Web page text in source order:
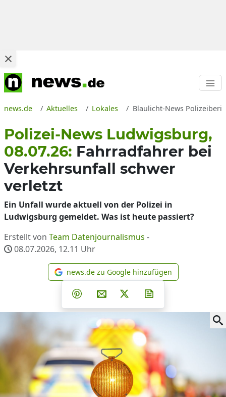
news.de Aktuelles Lokales Blaulicht-News
Polizei-News Ludwigsburg,
08.07.26: Fahrradfahrer bei
Verkehrsunfall schwer
verletzt
Ein Unfall wurde aktuell von der Polizei in
Ludwigsburg gemeldet. Was ist heute passiert?
Erstellt von Team Datenjournalismus -
08.07.2026, 12.11 Uhr
news.de zu Google
news.de zu Google hinzufügen
Teilen auf Facebook
Teilen auf Whatsapp
Teilen auf Telegram
Teilen auf Pinterest
Per E-Mail teilen
Post auf X